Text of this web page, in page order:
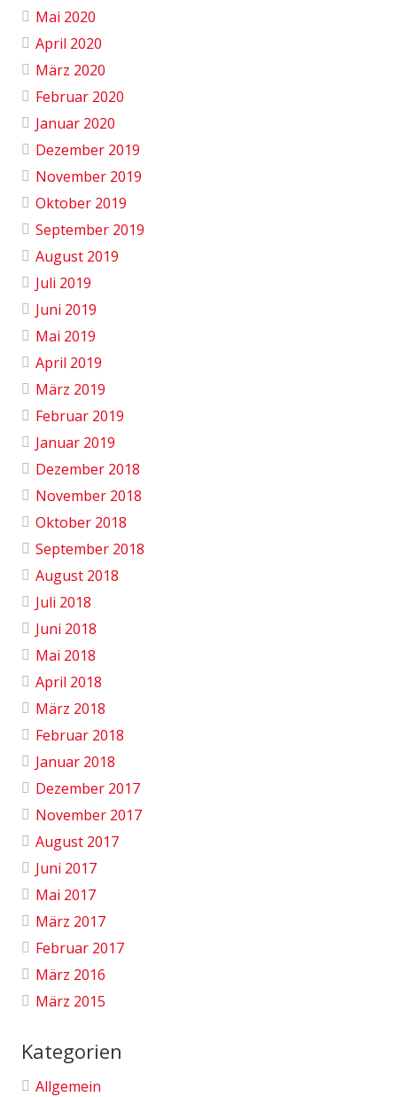
Mai 2020
April 2020
März 2020
Februar 2020
Januar 2020
Dezember 2019
November 2019
Oktober 2019
September 2019
August 2019
Juli 2019
Juni 2019
Mai 2019
April 2019
März 2019
Februar 2019
Januar 2019
Dezember 2018
November 2018
Oktober 2018
September 2018
August 2018
Juli 2018
Juni 2018
Mai 2018
April 2018
März 2018
Februar 2018
Januar 2018
Dezember 2017
November 2017
August 2017
Juni 2017
Mai 2017
März 2017
Februar 2017
März 2016
März 2015
Kategorien
Allgemein